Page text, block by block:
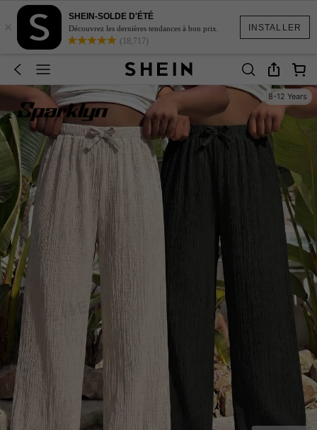
INSTALLER
×
SHEIN-SOLDE D'ÉTÉ
Découvrez les dernières tendances à bon prix.
(18,717)
8-12 Years